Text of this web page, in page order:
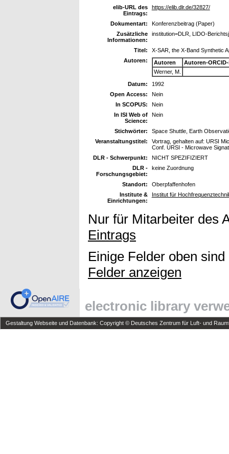
elib-URL des
Eintrags:
https://elib.dlr.de/32827/
Dokumentart:
Konferenzbeitrag (Paper)
Zusätzliche
Informationen:
institution=DLR, LIDO-
Titel:
X-SAR, the X-Band Synthetic
Autoren:
Autoren
Autoren-
Werner, M.
Datum:
1992
Open Access:
Nein
In SCOPUS:
Nein
In ISI Web of
Science:
Nein
Stichwörter:
Space Shuttle, Earth
Veranstaltungstitel:
Vortrag, gehalten auf: URSI
Conf. URSI - Microwave
DLR - Schwerpunkt:
NICHT SPEZIFIZIERT
DLR -
Forschungsgebiet:
keine Zuordnung
Standort:
Oberpfaffenhofen
Institute &
Einrichtungen:
Institut für
Nur für Mitarbeiter des
Eintrags
Einige Felder oben
Felder anzeigen
electronic library
Gestaltung Webseite und Datenbank: Copyright © Deutsches Zentrum für Luft- und